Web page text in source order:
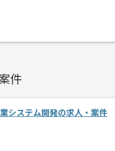
件
システム開発の求人・案件